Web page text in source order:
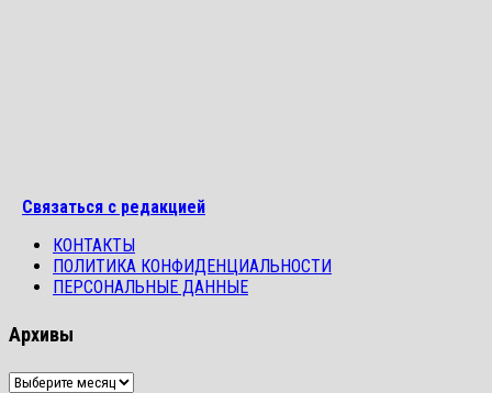
Связаться с редакцией
КОНТАКТЫ
ПОЛИТИКА КОНФИДЕНЦИАЛЬНОСТИ
ПЕРСОНАЛЬНЫЕ ДАННЫЕ
Архивы
Архивы